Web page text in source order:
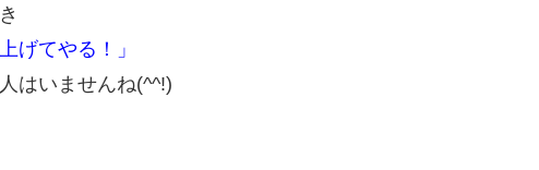
げてやる！」
はいませんね(^^!)